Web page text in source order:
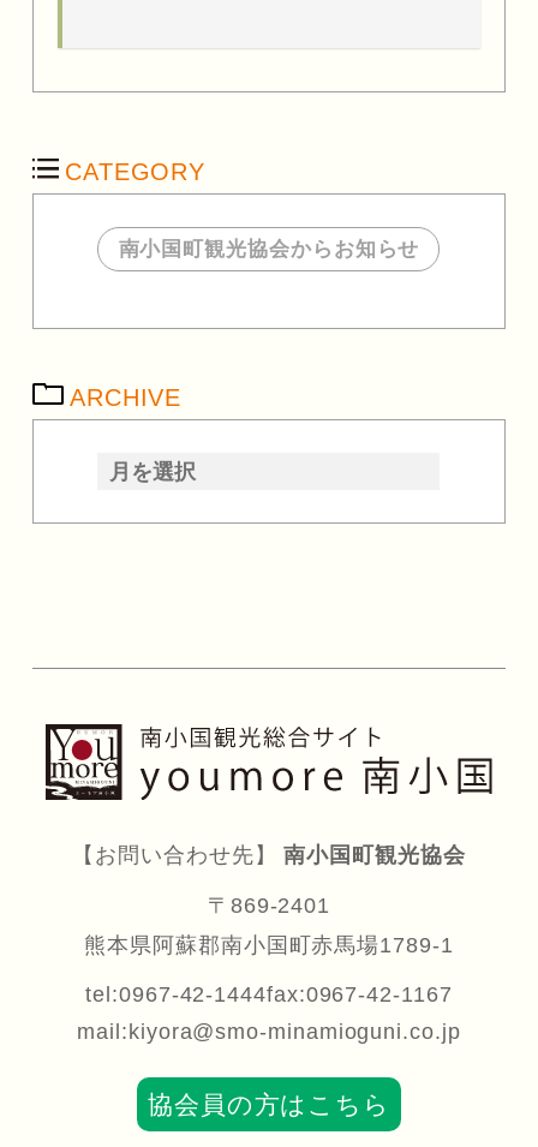
CATEGORY
南小国町観光協会からお知らせ
ARCHIVE
【お問い合わせ先】南小国町観光協会
〒869-2401
熊本県阿蘇郡南小国町赤馬場1789-1
tel:0967-42-1444fax:0967-42-1167
mail:kiyora@smo-minamioguni.co.jp
協会員の方はこちら